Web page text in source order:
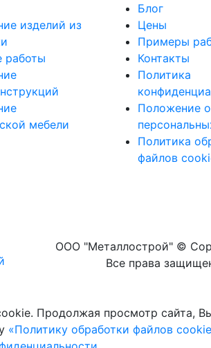
изделий из
работы
мебели
Блог
Цены
Примеры
Контакты
Политика
Положение
Политика
файлов
ООО "Металлострой" ©
Все права
Продолжая просмотр сайта,
«Политику обработки файлов